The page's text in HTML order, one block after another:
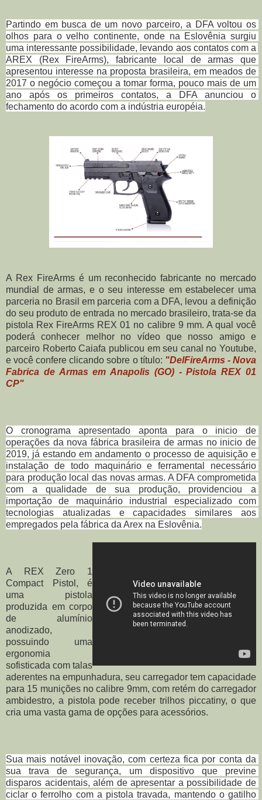
Partindo em busca de um novo parceiro, a DFA voltou os
olhos para o velho continente, onde na Eslovênia surgiu
uma interessante possibilidade, levando aos contatos com a
AREX (Rex FireArms), fabricante local de armas que
apresentou interesse na proposta brasileira, em meados de
2017 o negócio começou a tomar forma, pouco mais de um
ano após os primeiros contatos, a DFA anunciou o
fechamento do acordo com a indústria européia.
A Rex FireArms é um reconhecido fabricante no mercado
mundial de armas, e o seu interesse em estabelecer uma
parceria no Brasil em parceria com a DFA, levou a definição
do seu produto de entrada no mercado brasileiro, trata-se da
pistola Rex FireArms REX 01 no calibre 9 mm. A qual você
poderá conhecer melhor no vídeo que nosso amigo e
parceiro Roberto Caiafa publicou em seu canal no Youtube,
e você confere clicando sobre o título: "DelFireArms - Nova
Fabrica de Armas em Anapolis (GO) - Pistola REX 01
CP"
O cronograma apresentado aponta para o inicio de
operações da nova fábrica brasileira de armas no inicio de
2019, já estando em andamento o processo de aquisição e
instalação de todo maquinário e ferramental necessário
para produção local das novas armas. A DFA comprometida
com a qualidade de sua produção, providenciou a
importação de maquinário industrial especializado com
tecnologias atualizadas e capacidades similares aos
empregados pela fábrica da Arex na Eslovênia.
A REX Zero 1
Compact Pistol, é
uma pistola
produzida em corpo
de alumínio
anodizado,
possuindo uma
ergonomia
sofisticada com talas
aderentes na empunhadura, seu carregador tem capacidade
para 15 munições no calibre 9mm, com retém do carregador
ambidestro, a pistola pode receber trilhos piccatiny, o que
cria uma vasta gama de opções para acessórios.
Sua mais notável inovação, com certeza fica por conta da
sua trava de segurança, um dispositivo que previne
disparos acidentais, além de apresentar a possibilidade de
ciclar o ferrolho com a pistola travada, mantendo o gatilho